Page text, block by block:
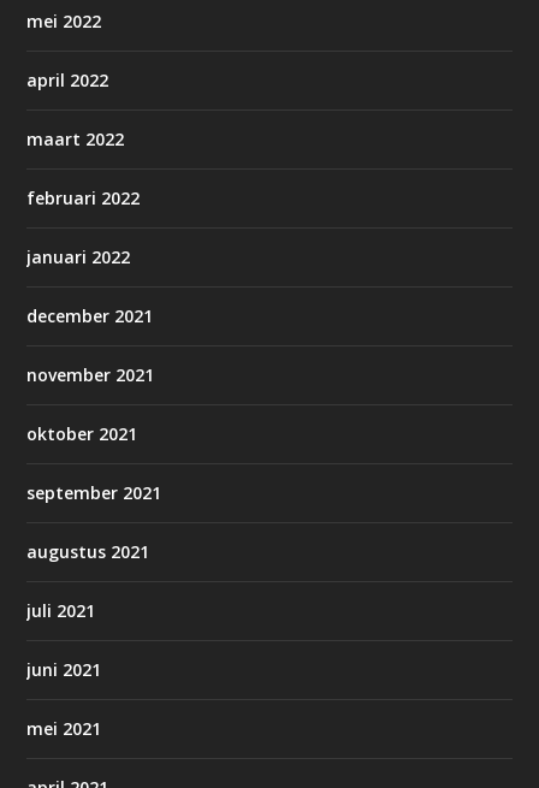
mei 2022
april 2022
maart 2022
februari 2022
januari 2022
december 2021
november 2021
oktober 2021
september 2021
augustus 2021
juli 2021
juni 2021
mei 2021